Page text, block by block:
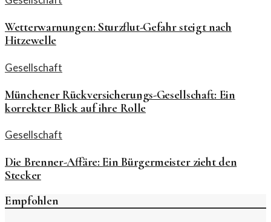
Wetterwarnungen: Sturzflut-Gefahr steigt nach
Hitzewelle
Gesellschaft
Münchener Rückversicherungs-Gesellschaft: Ein
korrekter Blick auf ihre Rolle
Gesellschaft
Die Brenner-Affäre: Ein Bürgermeister zieht den
Stecker
Empfohlen